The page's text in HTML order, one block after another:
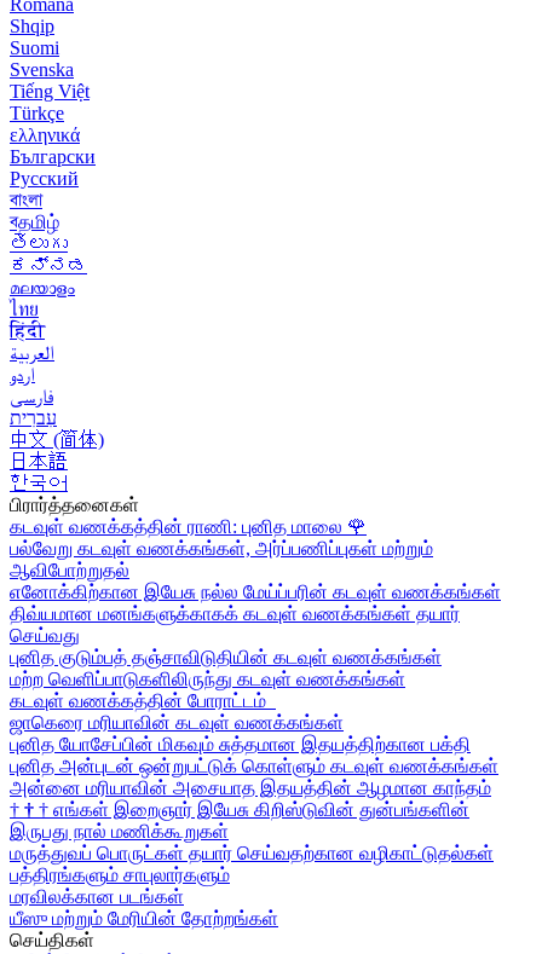
Shqip
Suomi
Svenska
Tiếng Việt
Türkçe
ελληνικά
Български
Русский
বাংলা
বதமிழ்
తెలుగు
ಕನ್ನಡ
മലയാളം
ไทย
हिंदी
العربية
اردو
فارسی
עִברִית
中文 (简体)
日本語
한국어
பிரார்த்தனைகள்
கடவுள் வணக்கத்தின் ராணி: புனித மாலை 🌹
பல்வேறு கடவுள் வணக்கங்கள், அர்ப்பணிப்புகள் மற்றும்
ஆவிபோற்றுதல்
எனோக்கிற்கான இயேசு நல்ல மேய்ப்பரின் கடவுள் வணக்கங்கள்
திவ்யமான மனங்களுக்காகக் கடவுள் வணக்கங்கள் தயார்
செய்வது
புனித குடும்பத் தஞ்சாவிடுதியின் கடவுள் வணக்கங்கள்
மற்ற வெளிப்பாடுகளிலிருந்து கடவுள் வணக்கங்கள்
கடவுள் வணக்கத்தின் போராட்டம்
ஜாகெரை மரியாவின் கடவுள் வணக்கங்கள்
புனித யோசேப்பின் மிகவும் சுத்தமான இதயத்திற்கான பக்தி
புனித அன்புடன் ஒன்றுபட்டுக் கொள்ளும் கடவுள் வணக்கங்கள்
அன்னை மரியாவின் அசையாத இதயத்தின் ஆழமான காந்தம்
† † † எங்கள் இறைஞார் இயேசு கிறிஸ்டுவின் துன்பங்களின்
இருபது நால் மணிக்கூறுகள்
மருத்துவப் பொருட்கள் தயார் செய்வதற்கான வழிகாட்டுதல்கள்
பத்திரங்களும் சாபுலார்களும்
மரவிலக்கான படங்கள்
யீஸு மற்றும் மேரியின் தோற்றங்கள்
செய்திகள்